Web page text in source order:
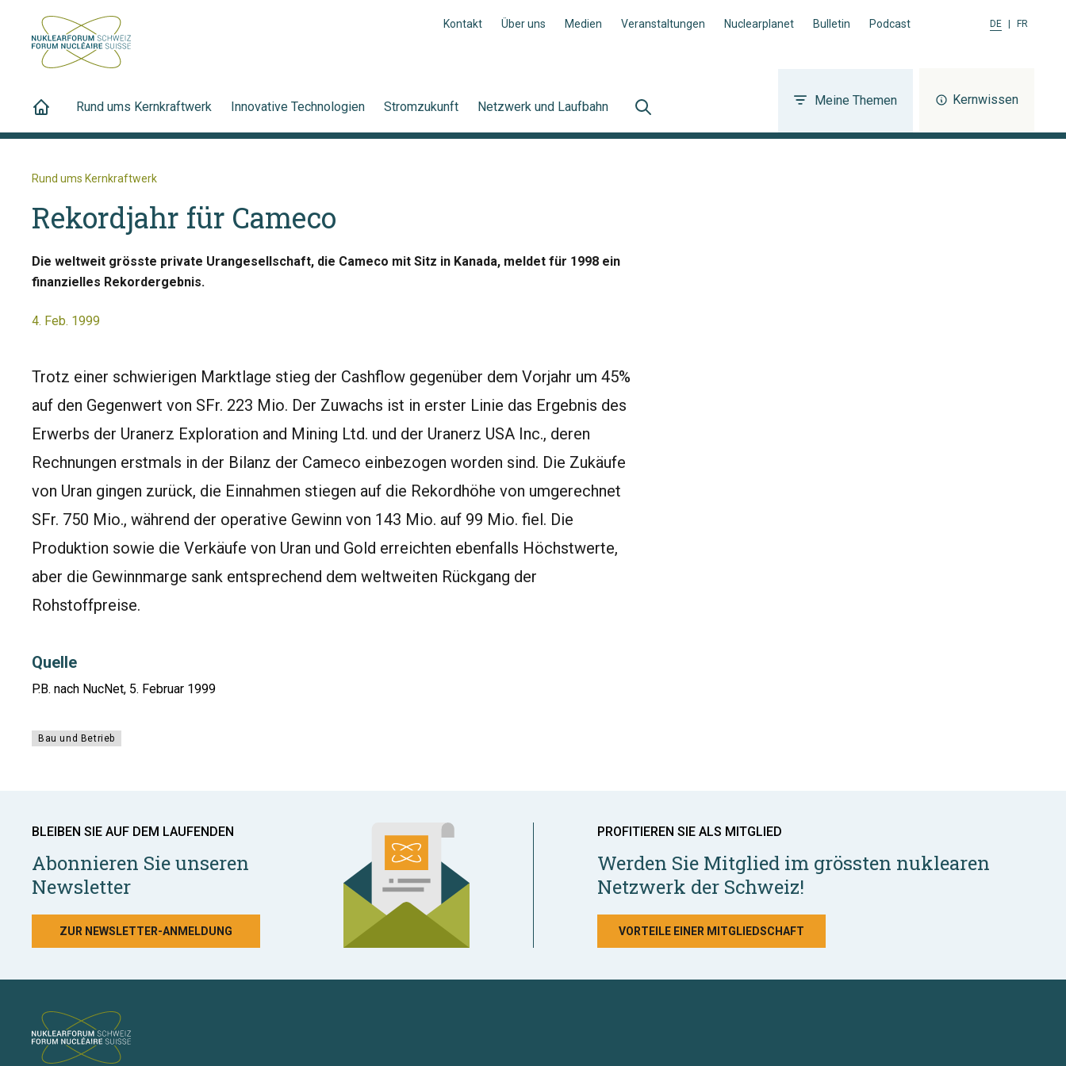
Kontakt Über uns Medien Veranstaltungen Nuclearplanet Bulletin Podcast DE FR
Rund ums Kernkraftwerk Innovative Technologien Stromzukunft Netzwerk und Laufbahn Meine Themen Kernwissen
Rund ums Kernkraftwerk
Rekordjahr für Cameco
Die weltweit grösste private Urangesellschaft, die Cameco mit Sitz in Kanada, meldet für 1998 ein
finanzielles Rekordergebnis.
4. Feb. 1999
Trotz einer schwierigen Marktlage stieg der Cashflow gegenüber dem Vorjahr um 45%
auf den Gegenwert von SFr. 223 Mio. Der Zuwachs ist in erster Linie das Ergebnis des
Erwerbs der Uranerz Exploration and Mining Ltd. und der Uranerz USA Inc., deren
Rechnungen erstmals in der Bilanz der Cameco einbezogen worden sind. Die Zukäufe
von Uran gingen zurück, die Einnahmen stiegen auf die Rekordhöhe von umgerechnet
SFr. 750 Mio., während der operative Gewinn von 143 Mio. auf 99 Mio. fiel. Die
Produktion sowie die Verkäufe von Uran und Gold erreichten ebenfalls Höchstwerte,
aber die Gewinnmarge sank entsprechend dem weltweiten Rückgang der
Rohstoffpreise.
Quelle
P.B. nach NucNet, 5. Februar 1999
Bau und Betrieb
BLEIBEN SIE AUF DEM LAUFENDEN
Abonnieren Sie unseren
Newsletter
ZUR NEWSLETTER-ANMELDUNG
PROFITIEREN SIE ALS MITGLIED
Werden Sie Mitglied im grössten nuklearen
Netzwerk der Schweiz!
VORTEILE EINER MITGLIEDSCHAFT